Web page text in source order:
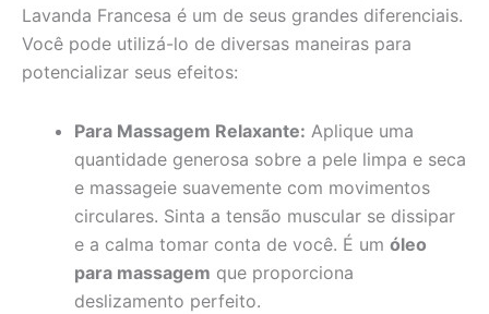
Lavanda Francesa é um de seus grandes diferenciais.
Você pode utilizá-lo de diversas maneiras para
potencializar seus efeitos:
Para Massagem Relaxante: Aplique uma
quantidade generosa sobre a pele limpa e seca
e massageie suavemente com movimentos
circulares. Sinta a tensão muscular se dissipar
e a calma tomar conta de você. É um óleo
para massagem que proporciona
deslizamento perfeito.